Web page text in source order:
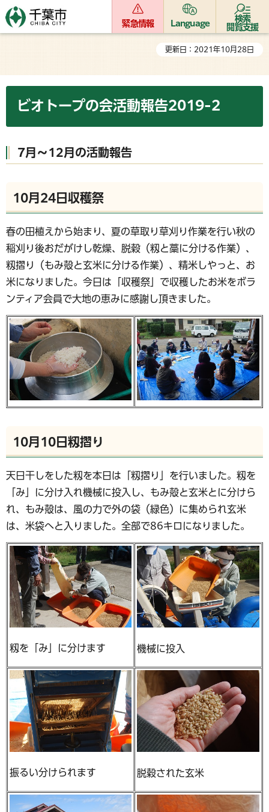
緊急情報 Language
検索
閲覧支援
更新日：2021年10月28日
ビオトープの会活動報告2019-2
7月～12月の活動報告
10月24日収穫祭
春の田植えから始まり、夏の草取り草刈り作業を行い秋の
稲刈り後おだがけし乾燥、脱穀（籾と藁に分ける作業）、
籾摺り（もみ殻と玄米に分ける作業）、精米しやっと、お
米になりました。今日は「収穫祭」で収穫したお米をボラ
ンティア会員で大地の恵みに感謝し頂きました。
10月10日籾摺り
天日干しをした籾を本日は「籾摺り」を行いました。籾を
「み」に分け入れ機械に投入し、もみ殻と玄米とに分けら
れ、もみ殻は、風の力で外の袋（緑色）に集められ玄米
は、米袋へと入りました。全部で86キロになりました。
籾を「み」に分けます 機械に投入
振るい分けられます 脱穀された玄米